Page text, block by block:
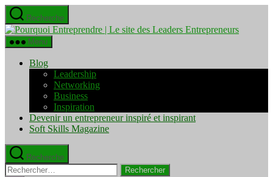
Aller
au
contenu
Recherche
Pourquoi
Menu
Blog
Leadership
Networking
Business
Inspiration
Devenir un entrepreneur inspiré et inspirant
Soft Skills Magazine
Recherche
Rechercher :